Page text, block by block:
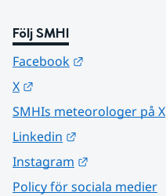
Följ SMHI
Facebook
X
SMHIs meteorologer på X
Linkedin
Instagram
Policy för sociala medier